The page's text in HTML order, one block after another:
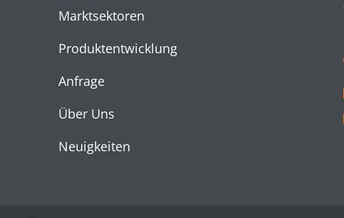
Marktsektoren
Produktentwicklung
Anfrage
Über Uns
Neuigkeiten